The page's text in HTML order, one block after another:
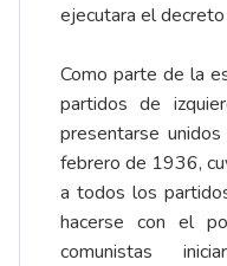
ejecutara el
Como parte de la
partidos de
presentarse
febrero de 1936,
a todos los
hacerse con el
comunistas